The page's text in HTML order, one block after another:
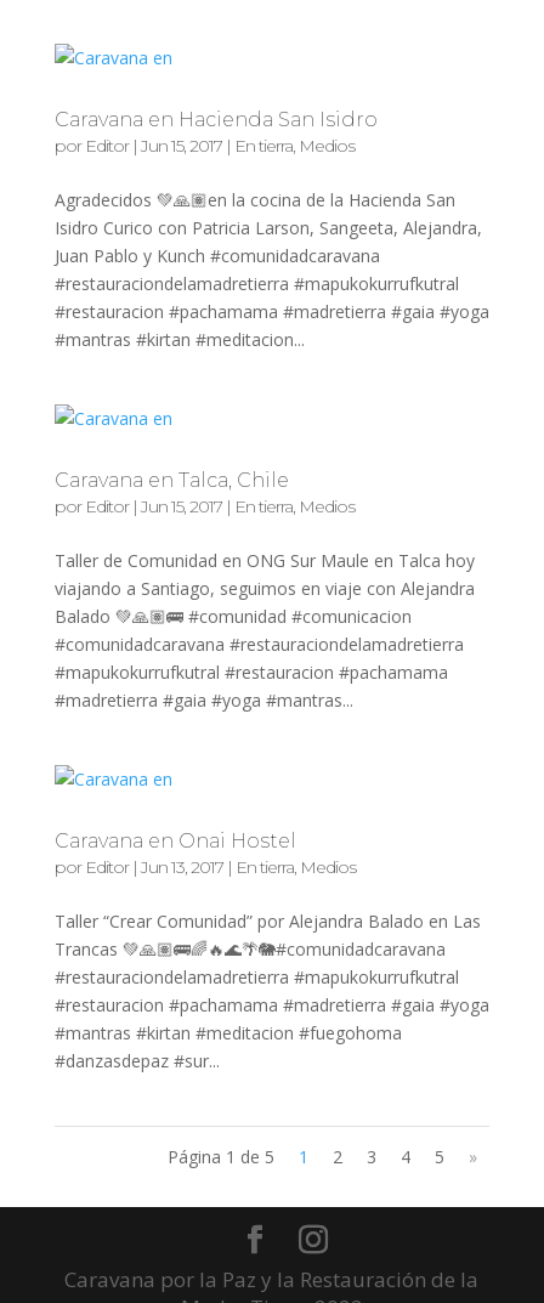
Caravana en Hacienda San Isidro
por Editor|Jun 15, 2017| En tierra, Medios
Agradecidos 💚🙏🏽en la cocina de la Hacienda San
Isidro Curico con Patricia Larson, Sangeeta, Alejandra,
Juan Pablo y Kunch #comunidadcaravana
#restauraciondelamadretierra #mapukokurrufkutral
#restauracion #pachamama #madretierra #gaia #yoga
#mantras #kirtan #meditacion...
Caravana en Talca, Chile
por Editor|Jun 15, 2017| En tierra, Medios
Taller de Comunidad en ONG Sur Maule en Talca hoy
viajando a Santiago, seguimos en viaje con Alejandra
Balado 💚🙏🏽🚌 #comunidad #comunicacion
#comunidadcaravana #restauraciondelamadretierra
#mapukokurrufkutral #restauracion #pachamama
#madretierra #gaia #yoga #mantras...
Caravana en Onai Hostel
por Editor|Jun 13, 2017| En tierra, Medios
Taller “Crear Comunidad” por Alejandra Balado en Las
Trancas 💚🙏🏽🚌🌈🔥🌊🌴🐘#comunidadcaravana
#restauraciondelamadretierra #mapukokurrufkutral
#restauracion #pachamama #madretierra #gaia #yoga
#mantras #kirtan #meditacion #fuegohoma
#danzasdepaz #sur...
Página 1 de 5 1 2 3 4 5 »
Caravana por la Paz y la Restauración de la